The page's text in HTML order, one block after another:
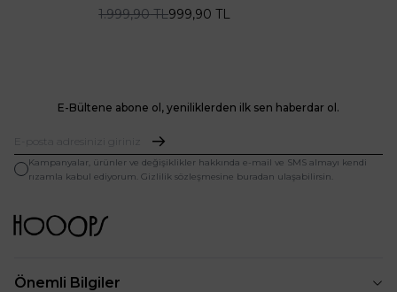
1.999,90TL999,90 TL
E-Bültene abone ol, yeniliklerden ilk sen haberdar ol.
Kampanyalar, ürünler ve değişiklikler hakkında e-mail ve SMS almayı kendi
rızamla kabul ediyorum. Gizlilik sözleşmesine buradan ulaşabilirsin.
Önemli Bilgiler